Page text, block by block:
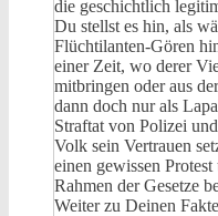
die geschichtlich
Du stellst es hin, als
Flüchtilanten-Gören
einer Zeit, wo derer
mitbringen oder aus
dann doch nur als
Straftat von Polizei
Volk sein Vertrauen
einen gewissen
Rahmen der Gesetze
Weiter zu Deinen